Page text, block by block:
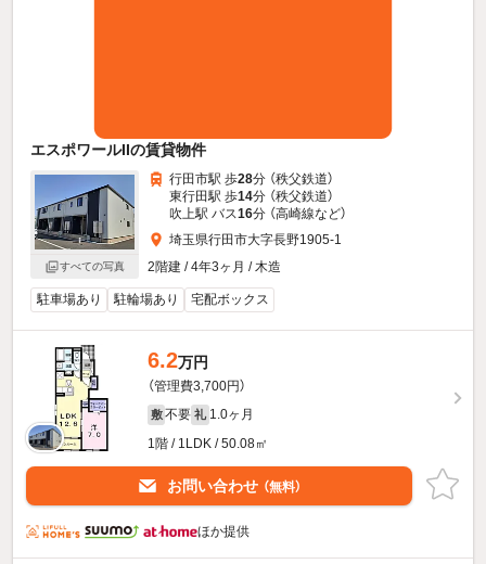
エスポワールIIの賃貸物件
すべての写真
行田市駅 歩28分 （秩父鉄道）
東行田駅 歩14分 （秩父鉄道）
吹上駅 バス16分 （高崎線など）
埼玉県行田市大字長野1905-1
2階建 / 4年3ヶ月 / 木造
駐車場あり 駐輪場あり 宅配ボックス
6.2万円
（管理費3,700円）
敷 不要 礼 1.0ヶ月
1階 / 1LDK / 50.08㎡
お問い合わせ （無料）
ほか提供